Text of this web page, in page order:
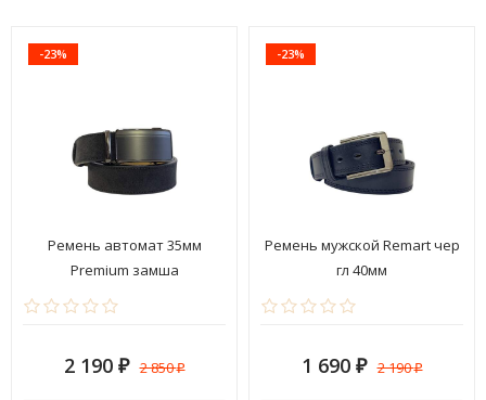
-23%
Ремень автомат 35мм
Premium замша
2 190 ₽ 2 850₽
-23%
Ремень мужской Remart чер
гл 40мм
1 690 ₽ 2 190₽